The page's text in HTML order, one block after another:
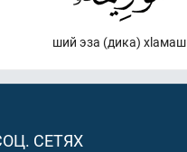
ший эза (дика) хlамаш
СЕТЯХ